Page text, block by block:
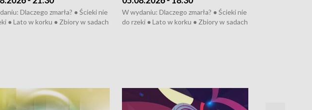
Dlaczego zmarła? ● Ścieki nie
● Lato w korku ● Zbiory w sadach
W wydaniu: Dlaczego zmarła? ● Ścieki nie
do rzeki ● Lato w korku ● Zbiory w sadach